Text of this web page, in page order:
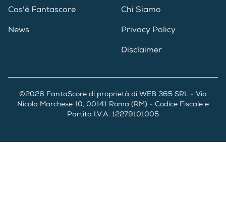
Cos'è Fantascore
News
Chi Siamo
Privacy Policy
Disclaimer
©2026 FantaScore di proprietà di WEB 365 SRL - Via
Nicola Marchese 10, 00141 Roma (RM) - Codice Fiscale e
Partita I.V.A. 12279101005